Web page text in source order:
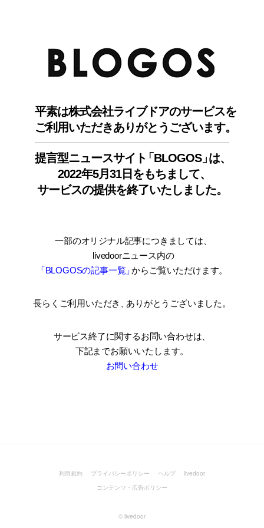
平素は株式会社ライブドアのサービスを
ご利用いただきありがとうございます。
提言型ニュースサイ ト「BLOGOS」は、
2022年5月31日をもちまして、
サービスの提供を終了いたしました。
一部のオリジナル記事につきましては
livedoorニュース内の
「BLOGOSの記事一覧」からご覧いただけます。
長らくご利用いただき ありがとうございました。
サービス終了に関するお問い合わせは、
下記までお願いいたします。
お問い合わせ
利用規約 プライバシーポリシー ヘルプ
livedoor
コンテンツ・広告ポリシー
© livedoor